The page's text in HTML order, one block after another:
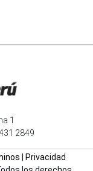
1
2849
Privacidad